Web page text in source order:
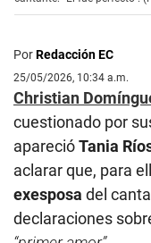
PorRedacción EC
25/05/2026, 10:34 a.m.
Christian
cuestionado por
aparecióTania
aclarar que, para
exesposa del
declaraciones